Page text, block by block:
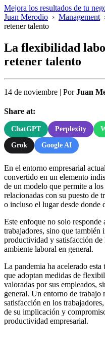
Mejora los resultados de tu
Juan Merodio › Management
retener talento
La flexibilidad
retener talento
14 de noviembre | PorJuan
Share at:
ChatGPT Perplexity
Grok Google AI
En el entorno empresarial
convertido en un elemento
de un modelo que permite a
relacionadas con su puesto de
o incluso el lugar desde donde
Este enfoque no solo responde
trabajadores, sino que también
productividad y satisfacción de
ambiente laboral en general.
La pandemia ha acelerado
que adoptan medidas de
valoradas por sus empleados,
general. Un entorno de trabajo
satisfacción en los
de su implicación y
productividad empresarial.